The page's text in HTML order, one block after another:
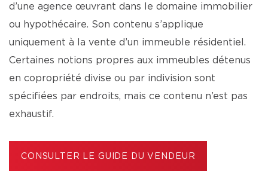
d’une agence œuvrant dans le domaine immobilier
ou hypothécaire. Son contenu s’applique
uniquement à la vente d’un immeuble résidentiel.
Certaines notions propres aux immeubles détenus
en copropriété divise ou par indivision sont
spécifiées par endroits, mais ce contenu n’est pas
exhaustif.
CONSULTER LE GUIDE DU VENDEUR